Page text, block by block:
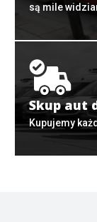
są mile
Skup aut
Kupujemy